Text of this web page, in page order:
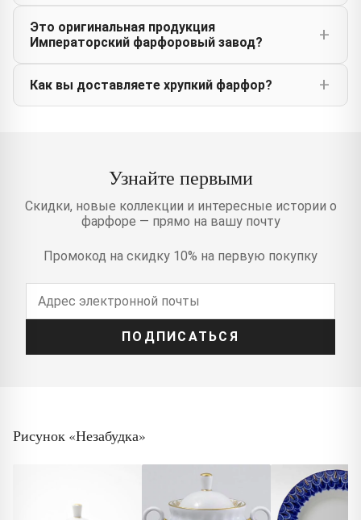
Это оригинальная продукция
Императорский фарфоровый завод?
Как вы доставляете хрупкий фарфор?
Узнайте первыми
Скидки, новые коллекции и интересные истории о
фарфоре — прямо на вашу почту
Промокод на скидку 10% на первую покупку
ПОДПИСАТЬСЯ
Рисунок «Незабудка»